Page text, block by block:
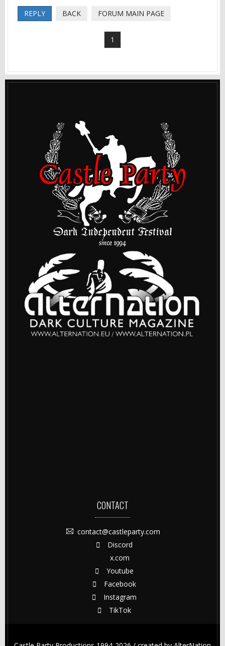
REPLY BACK FORUM MAIN PAGE
1
CONTACT
contact@castleparty.com
Discord
x.com
Youtube
Facebook
Instagram
TikTok